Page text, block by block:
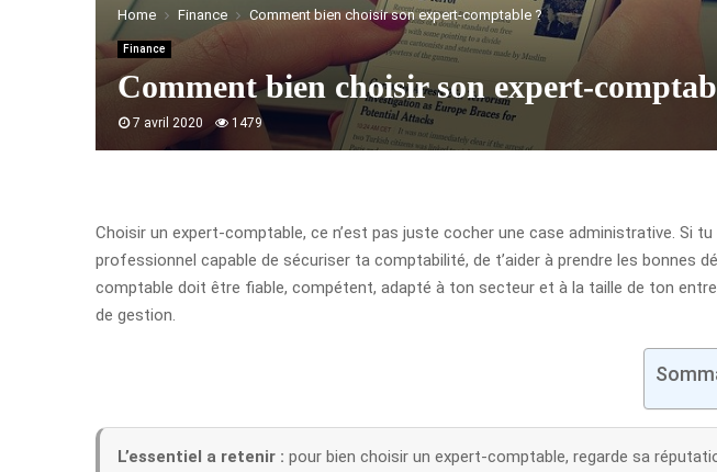
Home Finance Comment bien choisir son expert-comptable ?
Finance
Comment bien choisir son expert-
7 avril 2020 1479
Choisir un expert-comptable, ce n’est pas juste cocher une case administrative. Si
professionnel capable de sécuriser ta comptabilité, de t’aider à prendre les
comptable doit être fiable, compétent, adapté à ton secteur et à la taille de ton
de gestion.
L’essentiel a retenir : pour bien choisir un expert-comptable, regarde sa